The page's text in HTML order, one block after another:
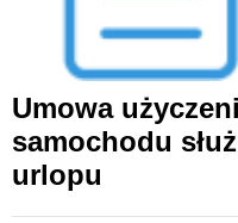
Umowa
samochodu
urlopu